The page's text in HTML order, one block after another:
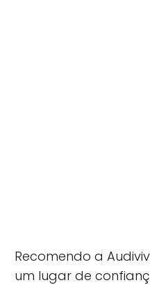
Recomendo a
um lugar de